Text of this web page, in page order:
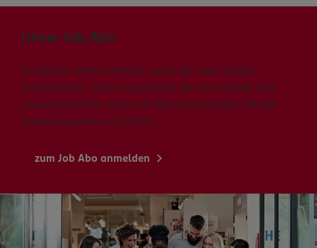
Unser Job Abo
Sie wollen direkt erfahren, wenn wir neue Stellen
ausschreiben? Dann registrieren Sie sich schnell und
unkompliziert für unser Job Abo und erhalten Sie alle
Stellenangebote via E-Mail.
zum Job Abo anmelden